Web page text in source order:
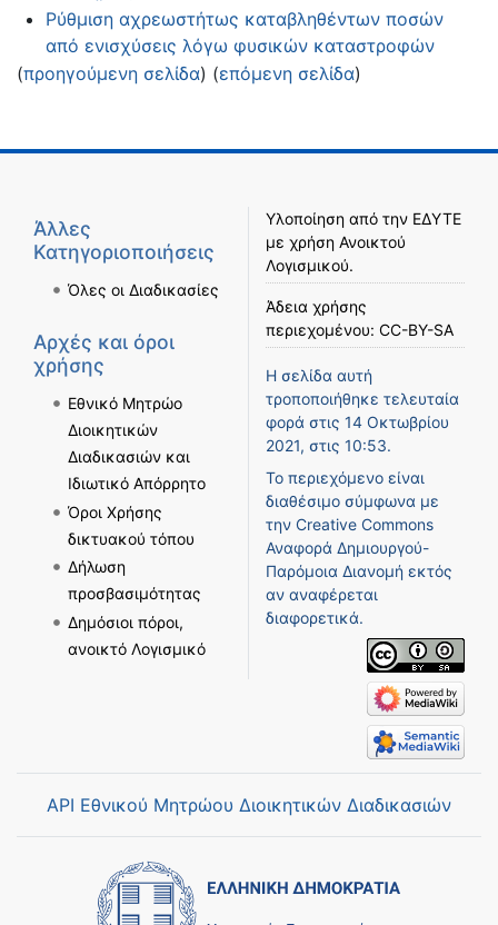
Ρύθμιση αχρεωστήτως καταβληθέντων ποσών
από ενισχύσεις λόγω φυσικών καταστροφών
(προηγούμενη σελίδα) (επόμενη σελίδα)
Άλλες
Κατηγοριοποιήσεις
Όλες οι Διαδικασίες
Αρχές και όροι
χρήσης
Εθνικό Μητρώο
Διοικητικών
Διαδικασιών και
Ιδιωτικό Απόρρητο
Όροι Χρήσης
δικτυακού τόπου
Δήλωση
προσβασιμότητας
Δημόσιοι πόροι,
ανοικτό Λογισμικό
Υλοποίηση από την ΕΔΥΤΕ
με χρήση Ανοικτού
Λογισμικού.
Άδεια χρήσης
περιεχομένου: CC-BY-SA
Η σελίδα αυτή
τροποποιήθηκε τελευταία
φορά στις 14 Οκτωβρίου
2021, στις 10:53.
Το περιεχόμενο είναι
διαθέσιμο σύμφωνα με
την Creative Commons
Αναφορά Δημιουργού-
Παρόμοια Διανομή εκτός
αν αναφέρεται
διαφορετικά.
API Εθνικού Μητρώου Διοικητικών Διαδικασιών